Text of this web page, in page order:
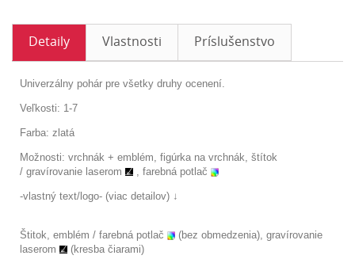
Detaily Vlastnosti Príslušenstvo
Univerzálny pohár pre všetky druhy ocenení.
Veľkosti: 1-7
Farba: zlatá
Možnosti: vrchnák + emblém, figúrka na vrchnák, štítok
/ gravírovanie laserom , farebná potlač
-vlastný text/logo- (viac detailov) ↓
Štitok, emblém / farebná potlač
(bez obmedzenia), gravírovanie
laserom
(kresba čiarami)